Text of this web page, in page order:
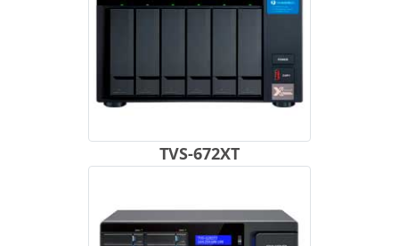
TVS-672XT